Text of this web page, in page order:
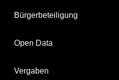
Bürgerbeteiligung
Open Data
Vergaben